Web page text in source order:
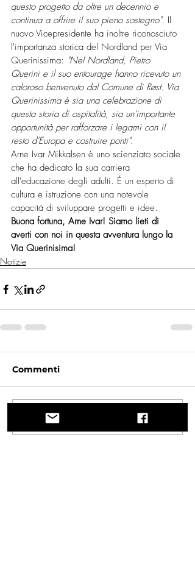
questo progetto da oltre un decennio e
continua a offrire il suo pieno sostegno". Il
nuovo Vicepresidente ha inoltre riconosciuto
l'importanza storica del Nordland per Via
Querinissima: "Nel Nordland, Pietro
Querini e il suo entourage hanno ricevuto un
caloroso benvenuto dal Comune di Røst. Via
Querinissima è sia una celebrazione di
questa storia di ospitalità, sia un'importante
opportunità per rafforzare i legami con il
resto d'Europa e costruire ponti".
Arne Ivar Mikkalsen è uno scienziato sociale
che ha dedicato la sua carriera
all'educazione degli adulti. È un esperto di
cultura e istruzione con una notevole
capacità di sviluppare progetti e idee.
Buona fortuna, Arne Ivar! Siamo lieti di
averti con noi in questa avventura lungo la
Via Querinisima!
Notizie
Commenti
Scrivi un commento...